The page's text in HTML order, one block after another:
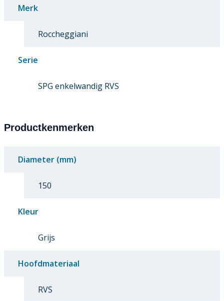
Merk
Roccheggiani
Serie
SPG enkelwandig RVS
Productkenmerken
Diameter (mm)
150
Kleur
Grijs
Hoofdmateriaal
RVS